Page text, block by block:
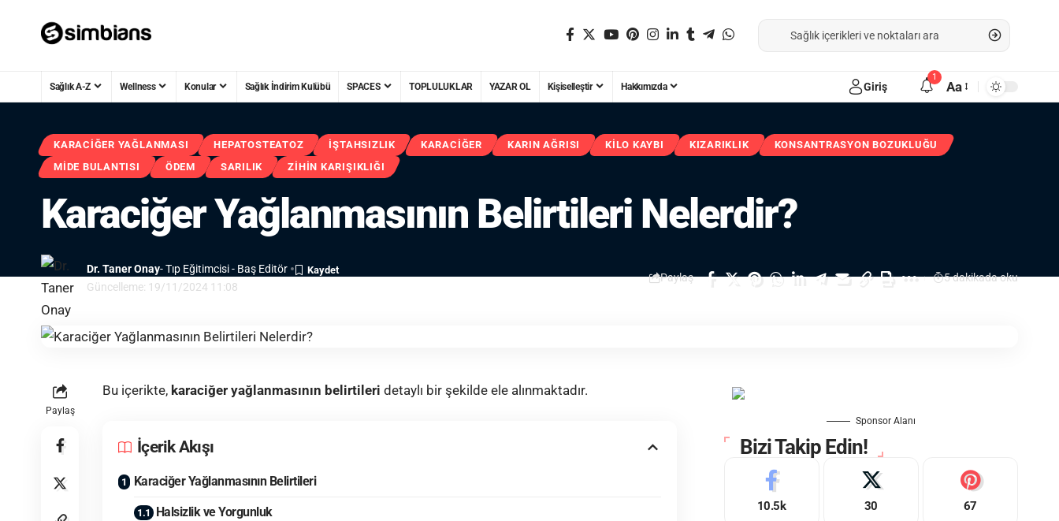
Sağlık A-Z Wellness Konular Sağlık İndirim Kulübü SPACES TOPLULUKLAR YAZAR OL Kişiselleştir Hakkımızda Giriş
1
Aa
KARACIĞER YAĞLANMASI HEPATOSTEATOZ İŞTAHSIZLIK KARACIĞER KARIN AĞRISI KILO KAYBI KIZARIKLIK
KONSANTRASYON BOZUKLUĞU
MIDE BULANTISI
ÖDEM SARILIK ZIHIN KARIŞIKLIĞI
Karaciğer Yağlanmasının Belirtileri Nelerdir?
Güncelleme: 19/11/2024 11:08
Dr. Taner Onay- Tıp Eğitimcisi - Baş Editör
Paylaş 5 dakikada oku
Paylaş
Bu içerikte, karaciğer yağlanmasının belirtileri detaylı bir şekilde ele alınmaktadır.
İçerik Akışı
Karaciğer Yağlanmasının Belirtileri
Halsizlik ve Yorgunluk
Sponsor Alanı
Bizi Takip Edin!
10.5k 30 67